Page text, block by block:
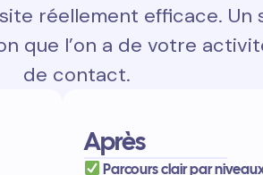
réellement efficace.
que l’on a de votre
de contact.
Après
Parcours clair par